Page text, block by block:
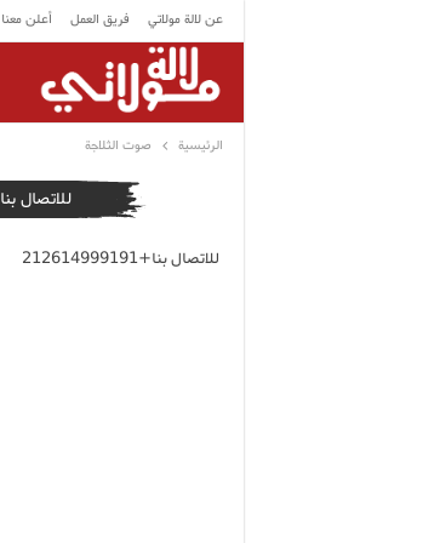
عن لالة مولاتي فريق العمل أعلن معنا
الرئيسية صوت الثلاجة
للاتصال بنا
للاتصال بنا+212614999191